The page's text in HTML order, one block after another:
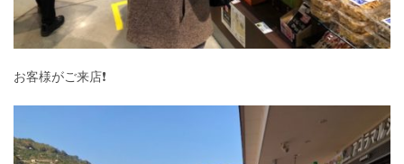
お客様がご来店❗️